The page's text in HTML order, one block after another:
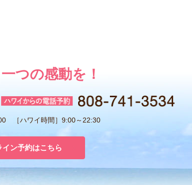
つの感動を！
［ハワイ時間］9:00～22:30
ン予約はこちら